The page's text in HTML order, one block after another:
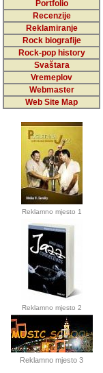
Portfolio
Recenzije
Reklamiranje
Rock biografije
Rock-pop history
Svaštara
Vremeplov
Webmaster
Web Site Map
Reklamno mjesto 1
Reklamno mjesto 2
Reklamno mjesto 3